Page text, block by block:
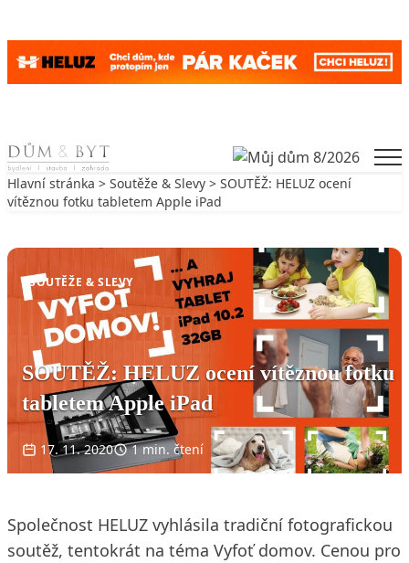
Skip to content
Hlavní stránka > Soutěže & Slevy > SOUTĚŽ: HELUZ ocení
vítěznou fotku tabletem Apple iPad
SOUTĚŽE & SLEVY
SOUTĚŽ: HELUZ ocení vítěznou fotku
tabletem Apple iPad
17. 11. 2020 1 min. čtení
Společnost HELUZ vyhlásila tradiční fotografickou
soutěž, tentokrát na téma Vyfoť domov. Cenou pro